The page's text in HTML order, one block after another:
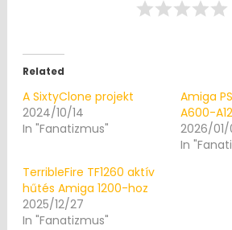
Related
A SixtyClone projekt
2024/10/14
In "Fanatizmus"
Amiga
A600-
2026/
In
TerribleFire TF1260 aktív
hűtés Amiga 1200-hoz
2025/12/27
In "Fanatizmus"